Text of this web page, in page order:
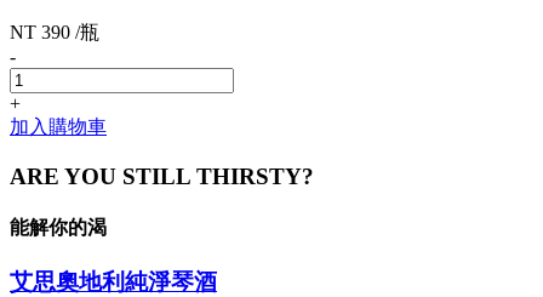
NT 390 /瓶
-
+
加入購物車
ARE YOU STILL THIRSTY?
能解你的渴
艾思奧地利純淨琴酒